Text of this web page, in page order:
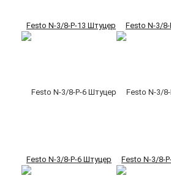
Festo N-3/8-P-13 Штуцер Festo N-3/
Festo N-3/8-P-6 Штуцер Festo N-3/8-